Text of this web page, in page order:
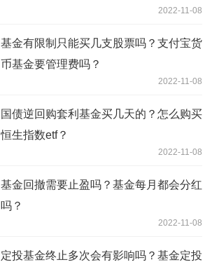
2022-11-08
基金有限制只能买几支股票吗？支付宝货
币基金要管理费吗？
2022-11-08
国债逆回购套利基金买几天的？怎么购买
恒生指数etf？
2022-11-08
基金回撤需要止盈吗？基金每月都会分红
吗？
2022-11-08
定投基金终止多次会有影响吗？基金定投